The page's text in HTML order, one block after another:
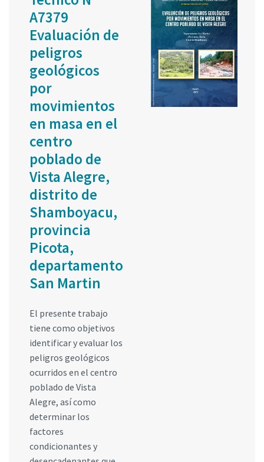
A7379
Evaluación de
peligros
geológicos
por
movimientos
en masa en el
centro
poblado de
Vista Alegre,
distrito de
Shamboyacu,
provincia
Picota,
departamento
San Martin
El presente trabajo
tiene como objetivos
identificar y evaluar los
peligros geológicos
ocurridos en el centro
poblado de Vista
Alegre, así como
determinar los
factores
condicionantes y